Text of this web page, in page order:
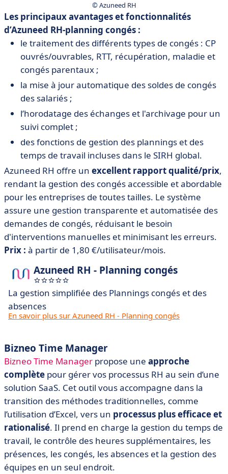
© Azuneed RH
Les principaux avantages et fonctionnalités
d’Azuneed RH-planning congés :
le traitement des différents types de congés : CP
ouvrés/ouvrables, RTT, récupération, maladie et
congés parentaux ;
la mise à jour automatique des soldes de congés
des salariés ;
l’horodatage des échanges et l'archivage pour un
suivi complet ;
des fonctions de gestion des plannings et des
temps de travail incluses dans le SIRH global.
Azuneed RH offre un excellent rapport qualité/prix,
rendant la gestion des congés accessible et abordable
pour les entreprises de toutes tailles. Le système
assure une gestion transparente et automatisée des
demandes de congés, réduisant le besoin
d'interventions manuelles et minimisant les erreurs.
Prix : à partir de 1,80 €/utilisateur/mois.
Azuneed RH - Planning congés
La gestion simplifiée des Plannings congés et des
absences
En savoir plus sur Azuneed RH - Planning congés
Bizneo Time Manager
Bizneo Time Manager propose une approche
complète pour gérer vos processus RH au sein d’une
solution SaaS. Cet outil vous accompagne dans la
transition des méthodes traditionnelles, comme
l’utilisation d’Excel, vers un processus plus efficace et
rationalisé. Il prend en charge la gestion du temps de
travail, le contrôle des heures supplémentaires, les
présences, les congés, les absences et la gestion des
équipes en un seul endroit.